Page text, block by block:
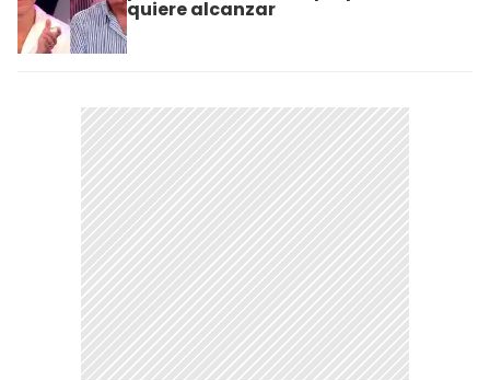
quiere alcanzar